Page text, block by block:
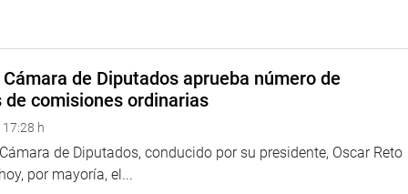
un inmueble, a través del Pronabi, para poder transferirlo a
de esa jurisdicción intenté desalojarlos; por ello,
capital de Madre de Dios, es para participar en
de inversiones vinculadas a actividades agrarias.
de Diputados aprueba número de
comisiones ordinarias
h
de Diputados, conducido por su presidente, Oscar Reto
por mayoría, el...